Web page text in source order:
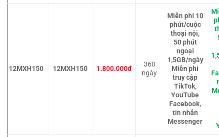
12MXH150 12MXH150 1.800.000đ
360
ngày
Miễn phí 10
phút/cuộc
thoại nội,
50 phút
ngoại
1,5GB/ngày
Miễn phí
truy cập
TikTok,
YouTube
Facebook,
tin nhắn
Messenger